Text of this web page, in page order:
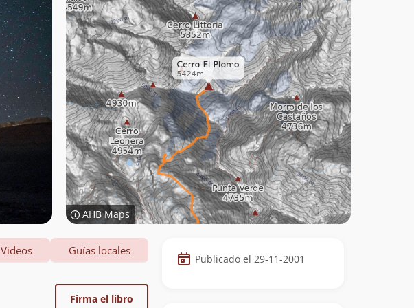
AHB Maps
Datos
de
Publicado el 29-11-2001
Videos Guías locales
Firma el libro